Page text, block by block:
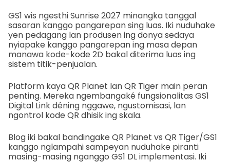
GS1 wis ngesthi Sunrise 2027 minangka tanggal
sasaran kanggo pangarepan sing luas. Iki nuduhake
yen pedagang lan produsen ing donya sedaya
nyiapake kanggo pangarepan ing masa depan
manawa kode-kode 2D bakal diterima luas ing
sistem titik-penjualan.
Platform kaya QR Planet lan QR Tiger main peran
penting. Mereka ngembangaké fungsionalitas GS1
Digital Link déning nggawe, ngustomisasi, lan
ngontrol kode QR dhisik ing skala.
Blog iki bakal bandingake QR Planet vs QR Tiger/GS1
kanggo nglampahi sampeyan nuduhake piranti
masing-masing nganggo GS1 DL implementasi. Iki